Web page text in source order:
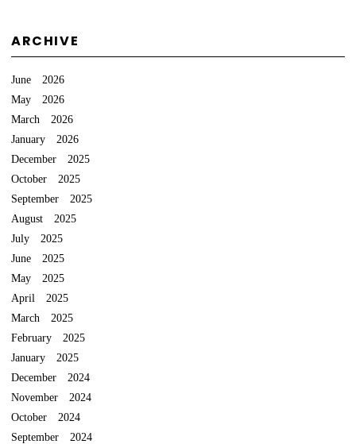
ARCHIVE
June 2026
May 2026
March 2026
January 2026
December 2025
October 2025
September 2025
August 2025
July 2025
June 2025
May 2025
April 2025
March 2025
February 2025
January 2025
December 2024
November 2024
October 2024
September 2024